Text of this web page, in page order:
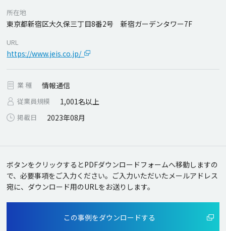
所在地
東京都新宿区大久保三丁目8番2号 新宿ガーデンタワー7F
URL
https://www.jeis.co.jp/
業 種 情報通信
従業員規模 1,001名以上
掲載日 2023年08月
ボタンをクリックするとPDFダウンロードフォームへ移動しますの
で、必要事項をご入力ください。 ご入力いただいたメールアドレス
宛に、ダウンロード用のURLをお送りします。
この事例をダウンロードする